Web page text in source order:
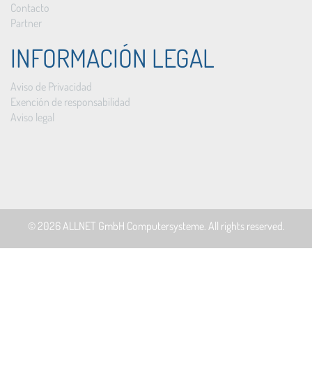
Contacto
Partner
INFORMACIÓN LEGAL
Aviso de Privacidad
Exención de responsabilidad
Aviso legal
© 2026ALLNET GmbH Computersysteme. All rights reserved.